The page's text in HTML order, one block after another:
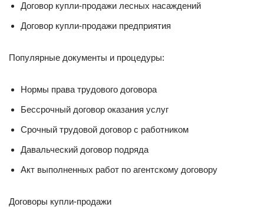
Договор купли-продажи лесных насаждений
Договор купли-продажи предприятия
Популярные документы и процедуры:
Нормы права трудового договора
Бессрочный договор оказания услуг
Срочный трудовой договор с работником
Давальческий договор подряда
Акт выполненных работ по агентскому договору
Договоры купли-продажи